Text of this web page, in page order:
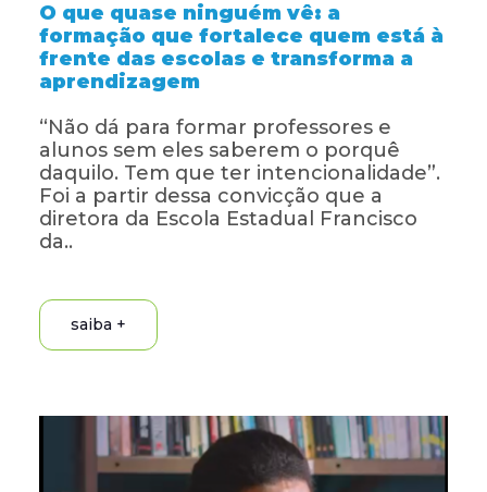
O que quase ninguém vê: a
formação que fortalece quem está à
frente das escolas e transforma a
aprendizagem
“Não dá para formar professores e
alunos sem eles saberem o porquê
daquilo. Tem que ter intencionalidade”.
Foi a partir dessa convicção que a
diretora da Escola Estadual Francisco
da..
saiba +